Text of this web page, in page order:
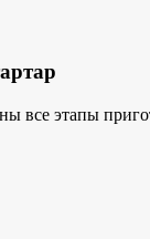
все этапы